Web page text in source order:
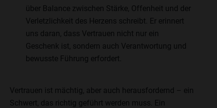
über Balance zwischen Stärke, Offenheit und der
Verletzlichkeit des Herzens schreibt. Er erinnert
uns daran, dass Vertrauen nicht nur ein
Geschenk ist, sondern auch Verantwortung und
bewusste Führung erfordert.
Vertrauen ist mächtig, aber auch herausfordernd – ein
Schwert, das richtig geführt werden muss. Ein